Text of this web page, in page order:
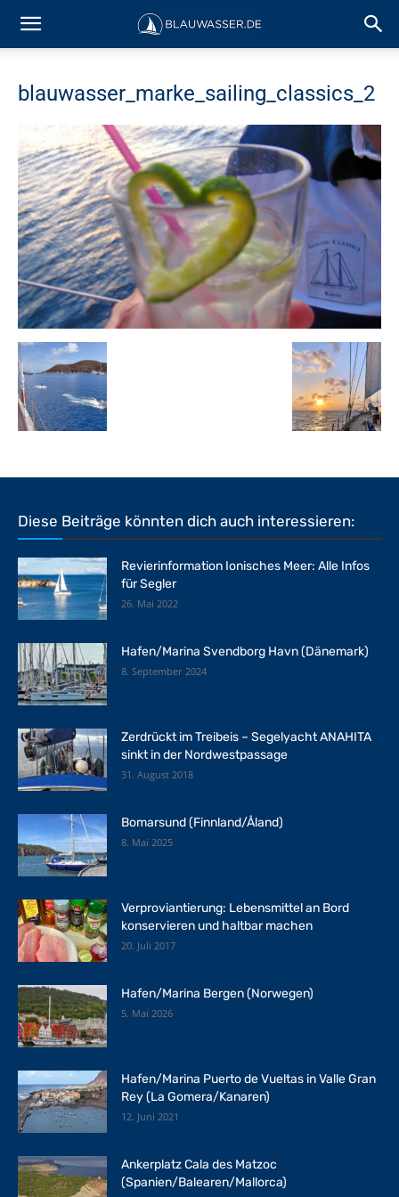
blauwasser_marke_sailing_classics_2
Diese Beiträge könnten dich auch interessieren:
Revierinformation Ionisches Meer: Alle Infos
für Segler
26. Mai 2022
Hafen/Marina Svendborg Havn (Dänemark)
8. September 2024
Zerdrückt im Treibeis – Segelyacht ANAHITA
sinkt in der Nordwestpassage
31. August 2018
Bomarsund (Finnland/Åland)
8. Mai 2025
Verproviantierung: Lebensmittel an Bord
konservieren und haltbar machen
20. Juli 2017
Hafen/Marina Bergen (Norwegen)
5. Mai 2026
Hafen/Marina Puerto de Vueltas in Valle Gran
Rey (La Gomera/Kanaren)
12. Juni 2021
Ankerplatz Cala des Matzoc
(Spanien/Balearen/Mallorca)